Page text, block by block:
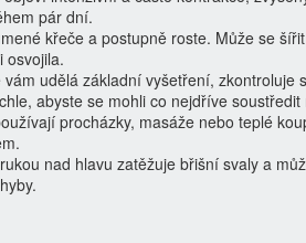
pár dní.
křeče a postupně roste. Může se
osvojila.
udělá základní vyšetření, zkontroluje
abyste se mohli co nejdříve soustředit
procházky, masáže nebo teplé
nad hlavu zatěžuje břišní svaly a